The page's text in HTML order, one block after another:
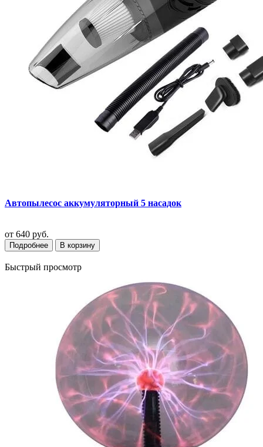
Автопылесос аккумуляторный 5 насадок
от 640 руб.
Подробнее В корзину
Быстрый просмотр